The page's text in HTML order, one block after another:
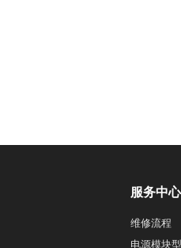
服务中心
维修流程
电源模块